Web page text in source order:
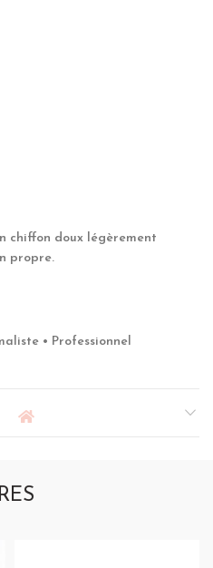
chiffon doux légèrement
propre.
• Professionnel